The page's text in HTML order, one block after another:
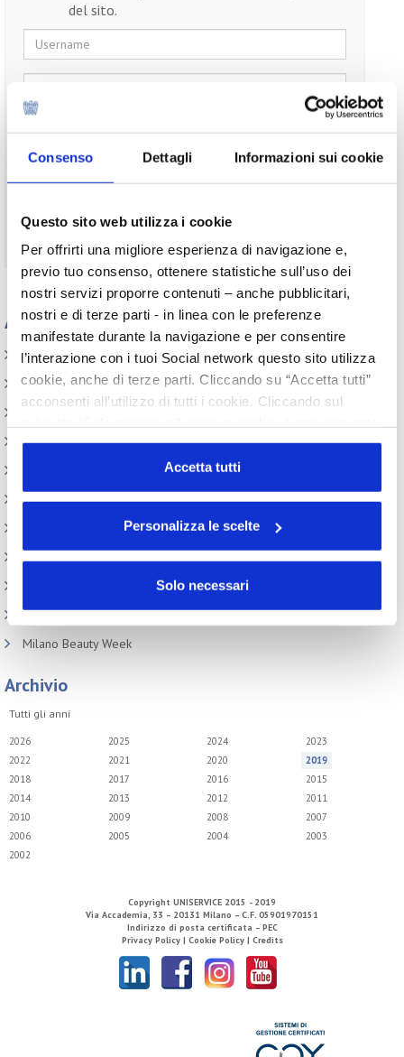
Consenso Dettagli Informazioni sui cookie
Questo sito web utilizza i cookie
Per offrirti una migliore esperienza di navigazione e,
previo tuo consenso, ottenere statistiche sull’uso dei
nostri servizi proporre contenuti – anche pubblicitari,
nostri e di terze parti - in linea con le preferenze
manifestate durante la navigazione e per consentire
l’interazione con i tuoi Social network questo sito utilizza
cookie, anche di terze parti. Cliccando su “Accetta tutti”
acconsenti all’utilizzo di tutti i cookie. Cliccando sul
o profilazione viene utilizzato. Cliccando su
“Personalizza le scelte” è possibile esprimere la propria
volontà in relazione a ciascuna categoria di cookie del
Accetta tutti
Personalizza le scelte
Solo necessari
del sito.
Username
Password
Appuntamenti
Elenco Completo
Assemblea
Cosmoprof
Beauty Links
Incontri tematici
Leonardo Genio e Bellezza
Milano Beauty Week
Archivio
Tutti gli anni
2026 2025 2024
2023
2022
2021 2020
2019
2018
2017 2016
2015
2014
2013 2012
2011
2010
2009 2008
2007
2006
2005 2004
2003
2002
Copyright UNISERVICE 2015 - 2019
Via Accademia, 33 – 20131 Milano – C.F. 05901970151
Indirizzo di posta certificata – PEC
Privacy Policy | Cookie Policy | Credits